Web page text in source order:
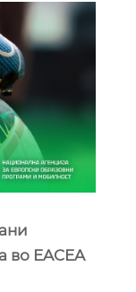
во EACEA